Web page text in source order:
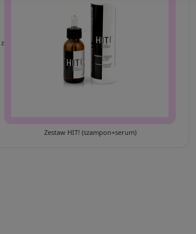
Zestaw HIT! (szampon+serum)